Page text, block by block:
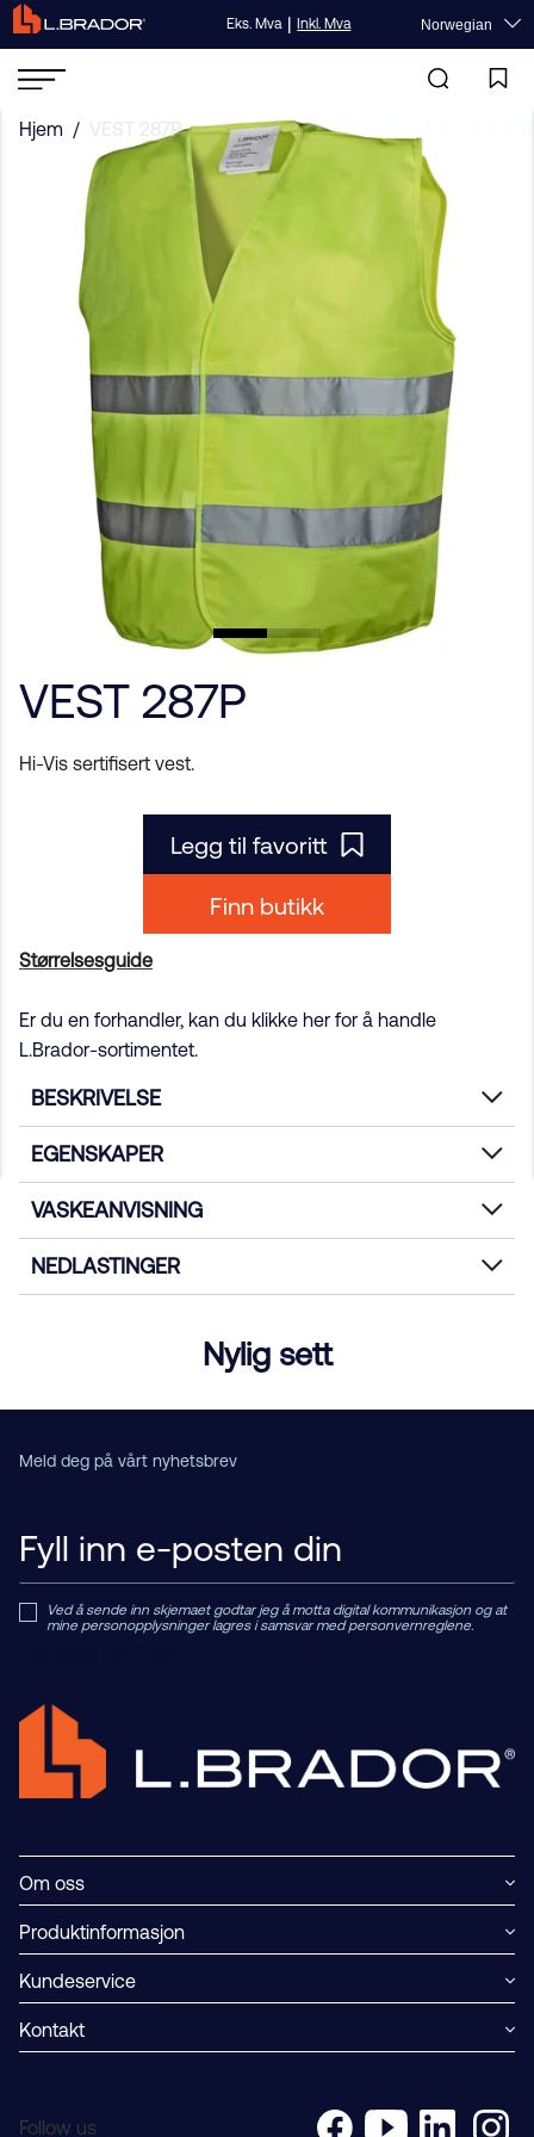
Eks. Mva | Inkl. Mva Norwegian
Hjem / VEST 287P
VEST 287P
Hi-Vis sertifisert vest.
Legg til favoritt
Finn butikk
Størrelsesguide
Er du en forhandler, kan du klikke her for å handle
L.Brador-sortimentet.
BESKRIVELSE
EGENSKAPER
VASKEANVISNING
NEDLASTINGER
Nylig sett
Meld deg på vårt nyhetsbrev
Ved å sende inn skjemaet godtar jeg å motta digital kommunikasjon og at
mine personopplysninger lagres i samsvar med personvernreglene.
Om oss
Produktinformasjon
Kundeservice
Kontakt
Follow us